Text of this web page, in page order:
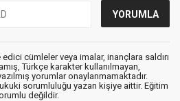
cümleler veya imalar, inançlara saldırı
Türkçe karakter kullanılmayan,
yorumlar onaylanmamaktadır.
sorumluluğu yazan kişiye aittir. Eğitim
değildir.